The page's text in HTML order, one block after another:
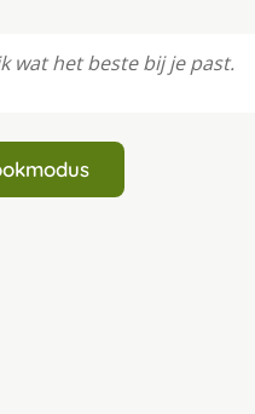
wat het beste bij je past.